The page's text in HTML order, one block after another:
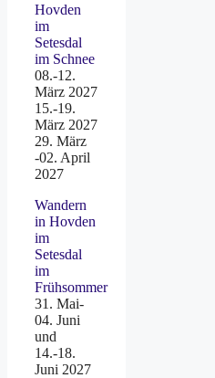
Hovden
im
Setesdal
im Schnee
08.-12.
März 2027
15.-19.
März 2027
29. März
-02. April
2027
Wandern
in Hovden
im
Setesdal
im
Frühsommer
31. Mai-
04. Juni
und
14.-18.
Juni 2027